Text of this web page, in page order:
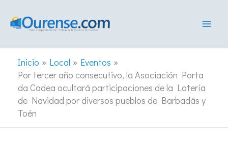
Inicio Local
Eventos
Por tercer año consecutivo, la Asociación Porta
da Cadea ocultará participaciones de la Lotería
de Navidad por diversos pueblos de Barbadás y
Toén